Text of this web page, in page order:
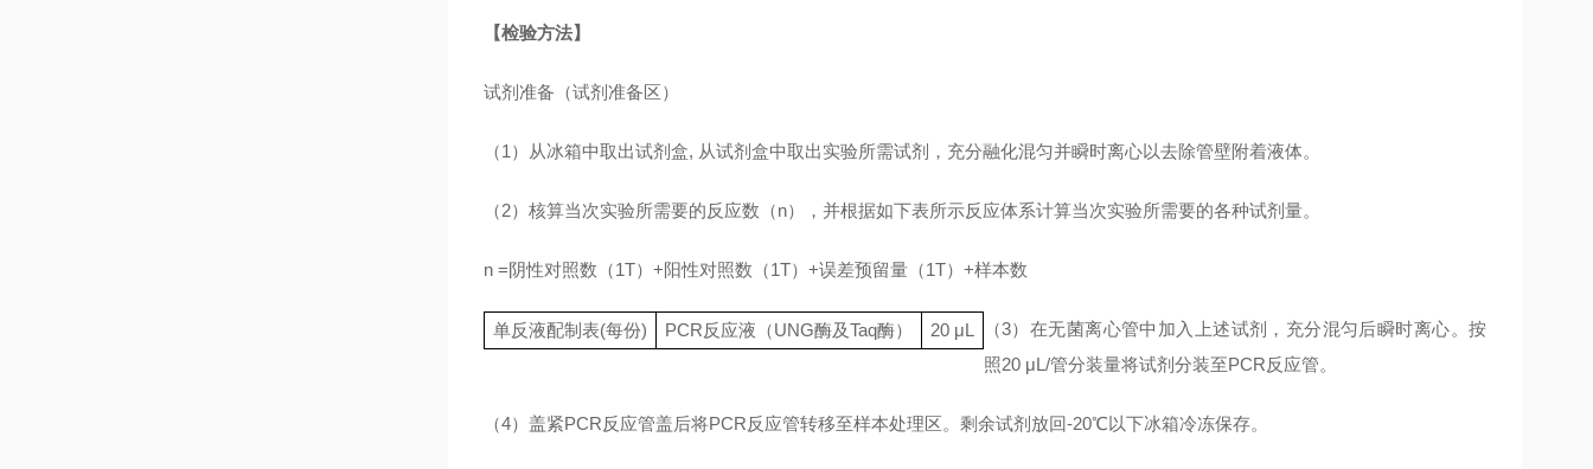
【检验方法】
试剂准备（试剂准备区）
（1）从冰箱中取出试剂盒, 从试剂盒中取出实验所需试剂，充分融化混匀并瞬时离心以去除管壁附着液体。
（2）核算当次实验所需要的反应数（n），并根据如下表所示反应体系计算当次实验所需要的各种试剂量。
n =阴性对照数（1T）+阳性对照数（1T）+误差预留量（1T）+样本数
单反液配制表(每份) PCR反应液 （UNG酶及Taq酶） 20 μL （3）在无菌离心管中加入上述试剂，充分混匀后瞬时离心。按
照20 μL/管分装量将试剂分装至PCR反应管。
（4）盖紧PCR反应管盖后将PCR反应管转移至样本处理区。剩余试剂放回-20℃以下冰箱冷冻保存。